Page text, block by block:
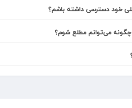
خود دسترسی داشته باشم؟
می‌‏توانم مطلع شوم؟